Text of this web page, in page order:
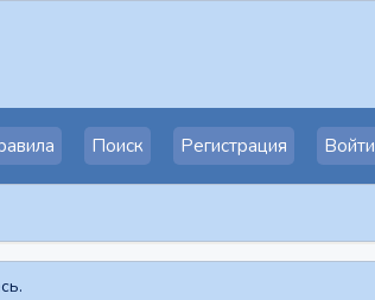
Поиск Регистрация Войти
.